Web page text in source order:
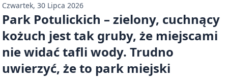
Czwartek, 30 Lipca 2026
Park Potulickich – zielony, cuchnący
kożuch jest tak gruby, że miejscami
nie widać tafli wody. Trudno
uwierzyć, że to park miejski